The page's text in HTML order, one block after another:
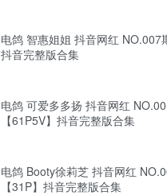
电鸽 智惠姐姐 抖音网红 NO.007
抖音完整版合集
电鸽 可爱多多扬 抖音网红
【61P5V】抖音完整版合集
电鸽 Booty徐莉芝 抖音网红
【31P】抖音完整版合集